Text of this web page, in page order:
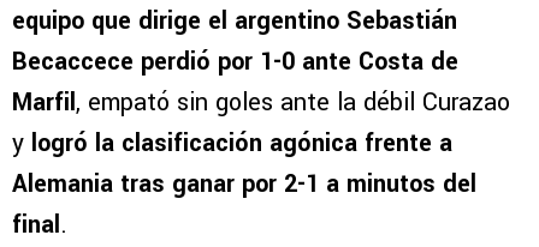
equipo que dirige el argentino Sebastián
Becaccece perdió por 1-0 ante Costa de
Marfil, empató sin goles ante la débil Curazao
y logró la clasificación agónica frente a
Alemania tras ganar por 2-1 a minutos del
final.